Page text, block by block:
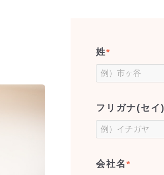
姓*
フリガナ(セイ)
会社名*